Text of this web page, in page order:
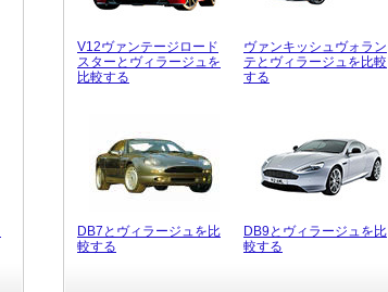
V12ヴァンテージロード
スターとヴィラージュを
比較する
ヴァンキッシュヴォラン
テとヴィラージュを比較
する
DB7とヴィラージュを比
較する
DB9とヴィラージュを比
較する